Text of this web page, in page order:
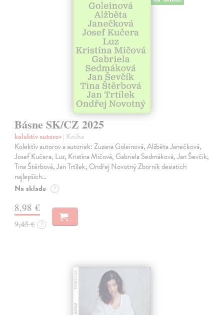
Básne SK/CZ 2025
kolektív autorov| Kniha
Kolektív autorov a autoriek: Zuzana Goleinová, Alžběta Janečková,
Josef Kučera, Luz, Kristína Mičová, Gabriela Sedmáková, Jan Ševčík,
Tina Štěrbová, Jan Trtílek, Ondřej Novotný Zborník desiatich
najlepších…
Na sklade ?
8,98 €
9,45 € ?